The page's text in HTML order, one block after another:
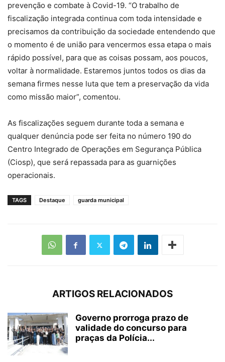
prevenção e combate à Covid-19. “O trabalho de
fiscalização integrada continua com toda intensidade e
precisamos da contribuição da sociedade entendendo que
o momento é de união para vencermos essa etapa o mais
rápido possível, para que as coisas possam, aos poucos,
voltar à normalidade. Estaremos juntos todos os dias da
semana firmes nesse luta que tem a preservação da vida
como missão maior”, comentou.
As fiscalizações seguem durante toda a semana e
qualquer denúncia pode ser feita no número 190 do
Centro Integrado de Operações em Segurança Pública
(Ciosp), que será repassada para as guarnições
operacionais.
TAGS Destaque guarda municipal
ARTIGOS RELACIONADOS
Governo prorroga prazo de
validade do concurso para
praças da Polícia...